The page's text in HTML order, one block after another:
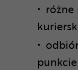
różne
punkcie